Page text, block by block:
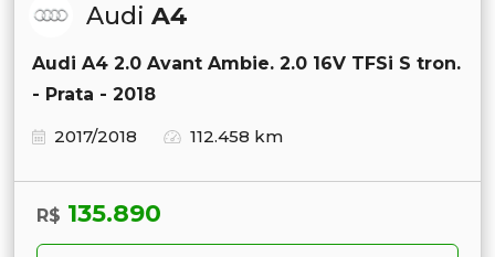
Audi A4
Audi A4 2.0 Avant Ambie. 2.0 16V TFSi S tron.
- Prata - 2018
2017/2018
112.458 km
R$ 135.890